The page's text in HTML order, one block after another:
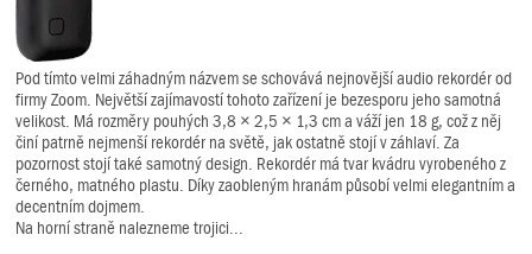
Pod tímto velmi záhadným názvem se schovává nejnovější audio rekordér od
firmy Zoom. Největší zajímavostí tohoto zařízení je bezesporu jeho samotná
velikost. Má rozměry pouhých 3,8 × 2,5 × 1,3 cm a váží jen 18 g, což z něj
činí patrně nejmenší rekordér na světě, jak ostatně stojí v záhlaví. Za
pozornost stojí také samotný design. Rekordér má tvar kvádru vyrobeného z
černého, matného plastu. Díky zaobleným hranám působí velmi elegantním a
decentním dojmem.
Na horní straně nalezneme trojici...